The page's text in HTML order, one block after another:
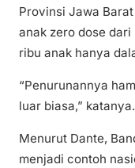
Provinsi Jawa
anak zero dose
ribu anak hanya
“Penurunannya
luar biasa,” katanya.
Menurut Dante,
menjadi contoh